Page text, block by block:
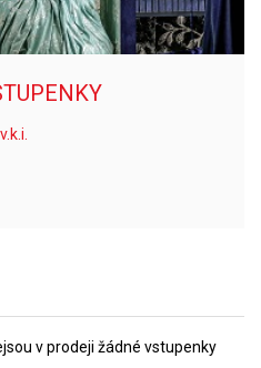
v prodeji žádné vstupenky